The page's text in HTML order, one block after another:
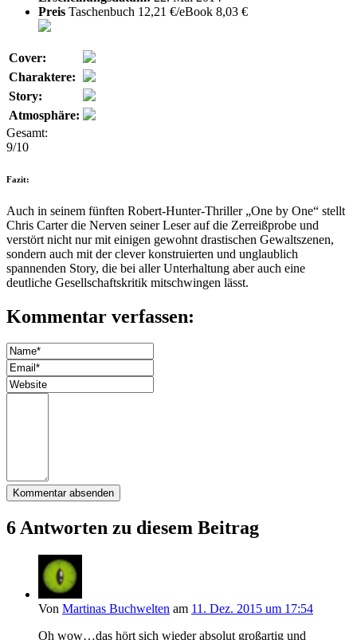
Preis Taschenbuch 12,21 €/eBook 8,03 €
Cover:
Charaktere:
Story:
Atmosphäre:
Gesamt:
9/10
Fazit:
Auch in seinem fünften Robert-Hunter-Thriller „One by One“ stellt
Chris Carter die Nerven seiner Leser auf die Zerreißprobe und
verstört nicht nur mit einigen gewohnt drastischen Gewaltszenen,
sondern auch mit der clever konstruierten und unglaublich
spannenden Story, die bei aller Unterhaltung aber auch eine
deutliche Gesellschaftskritik mitschwingen lässt.
Kommentar verfassen:
6 Antworten zu diesem Beitrag
Von Martinas Buchwelten am 11. Dez. 2015 um 17:54
Oh wow…das hört sich wieder absolut großartig und